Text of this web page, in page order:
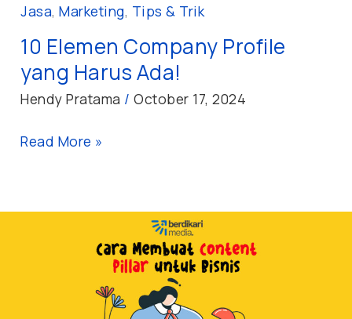
Jasa,Marketing, Tips & Trik
10 Elemen Company Profile
yang Harus Ada!
Hendy Pratama /October 17, 2024
Read More »